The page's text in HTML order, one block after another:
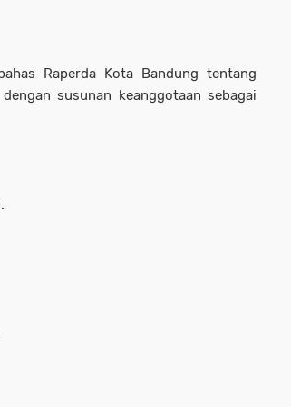
Raperda Kota Bandung tentang
susunan keanggotaan sebagai